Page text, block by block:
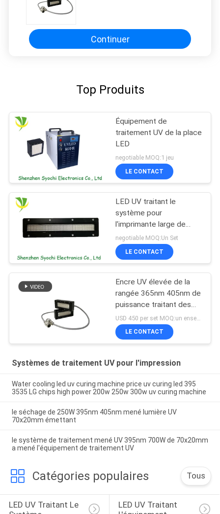
Continuer
Top Produits
Équipement de
traitement UV de la place
LED
negotiable MOQ:1 jeu
LE CONTACT
LED UV traitant le
système pour
l'imprimante large de
format
negotiable MOQ:Un Set
LE CONTACT
Encre UV élevée de la
rangée 365nm 405nm de
puissance traitant des
systèmes
LE CONTACT
Systèmes de traitement UV pour l'impression
Water cooling led uv curing machine price uv curing led 395
3535 LG chips high power 200w 250w 300w uv curing machine
le séchage de 250W 395nm 405nm mené lumière UV
70x20mm émettant
le système de traitement mené UV 395nm 700W de 70x20mm
a mené l'équipement de traitement UV
Catégories populaires Tous
LED UV Traitant Le
LED UV Traitant